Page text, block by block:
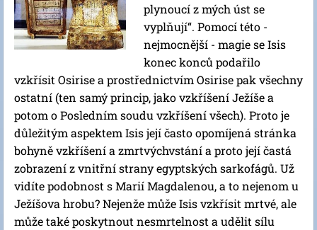
plynoucí z mých úst se
vyplňují“. Pomocí této -
nejmocnější - magie se Isis
konec konců podařilo
vzkřísit Osirise a prostřednictvím Osirise pak všechny
ostatní (ten samý princip, jako vzkříšení Ježíše a
potom o Posledním soudu vzkříšení všech). Proto je
důležitým aspektem Isis její často opomíjená stránka
bohyně vzkříšení a zmrtvýchvstání a proto její častá
zobrazení z vnitřní strany egyptských sarkofágů. Už
vidíte podobnost s Marií Magdalenou, a to nejenom u
Ježíšova hrobu? Nejenže může Isis vzkřísit mrtvé, ale
může také poskytnout nesmrtelnost a udělit sílu